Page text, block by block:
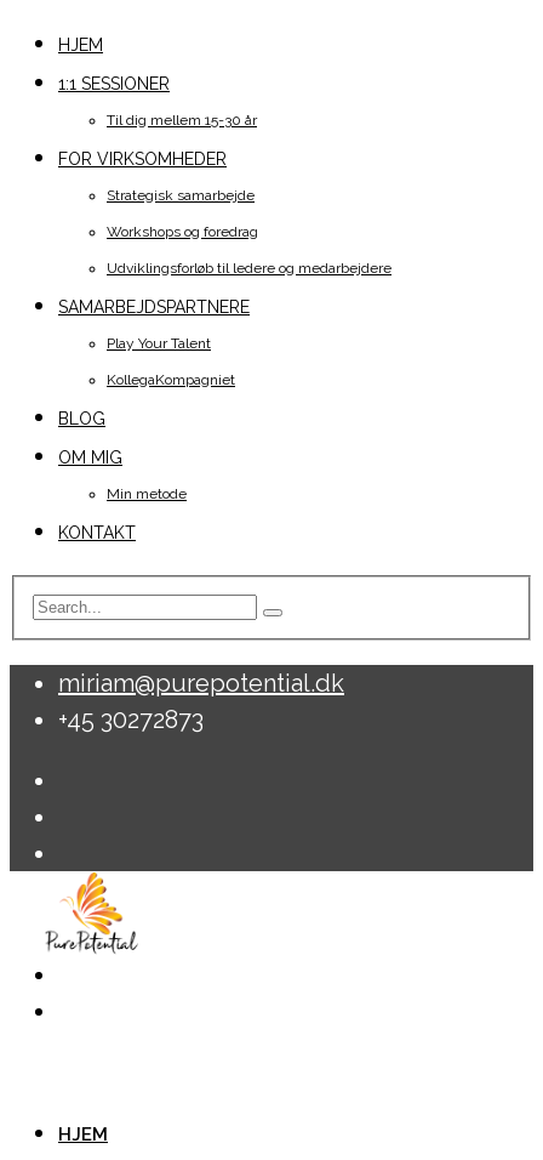
HJEM
1:1 SESSIONER
Til dig mellem 15-30 år
FOR VIRKSOMHEDER
Strategisk samarbejde
Workshops og foredrag
Udviklingsforløb til ledere og medarbejdere
SAMARBEJDSPARTNERE
Play Your Talent
KollegaKompagniet
BLOG
OM MIG
Min metode
KONTAKT
miriam@purepotential.dk
+45 30272873
HJEM